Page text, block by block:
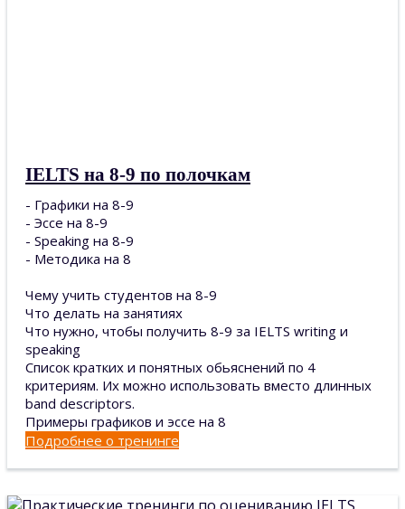
IELTS на 8-9 по полочкам
- Графики на 8-9
- Эссе на 8-9
- Speaking на 8-9
- Методика на 8
Чему учить студентов на 8-9
Что делать на занятиях
Что нужно, чтобы получить 8-9 за IELTS writing и
speaking
Список кратких и понятных обьяснений по 4
критериям. Их можно использовать вместо длинных
band descriptors.
Примеры графиков и эссе на 8
Подробнее о тренинге